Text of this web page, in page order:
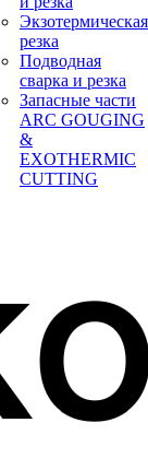
Экзотермическая
резка
Подводная
сварка и резка
Запасные части
ARC GOUGING
&
EXOTHERMIC
CUTTING